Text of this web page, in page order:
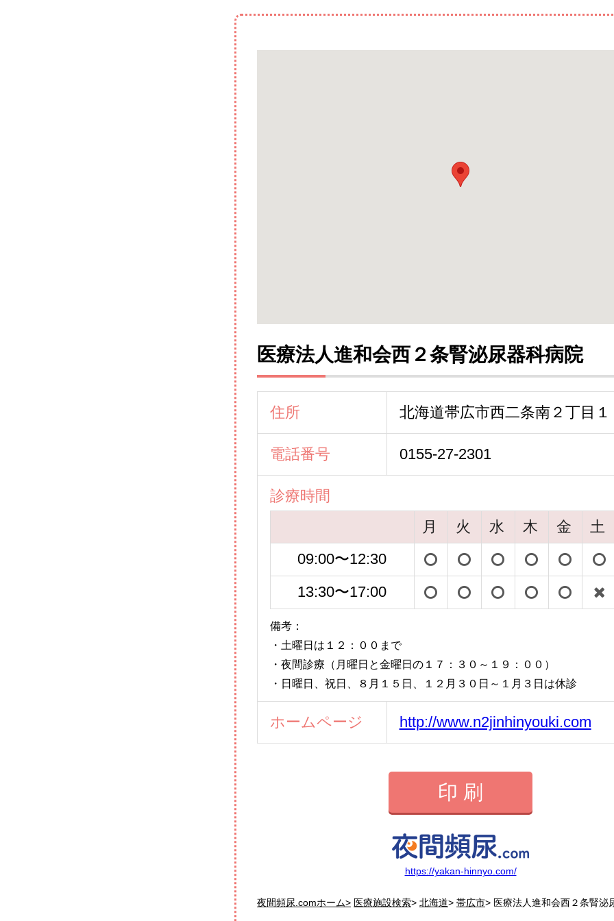
医療法人進和会西２条腎泌尿器科病院
住所 北海道帯広市西二条南２丁目１
電話番号 0155-27-2301
診療時間
月
火 水 木 金
土
09:00〜12:30
13:30〜17:00
備考：
・土曜日は１２：００まで
・夜間診療（月曜日と金曜日の１７：３０～１９：００）
・日曜日、祝日、８月１５日、１２月３０日～１月３日は休診
ホームページ http://www.n2jinhinyouki.com
印 刷
https://yakan-hinnyo.com/
夜間頻尿.comホーム> 医療施設検索> 北海道> 帯広市> 医療法人進和会西２条腎泌